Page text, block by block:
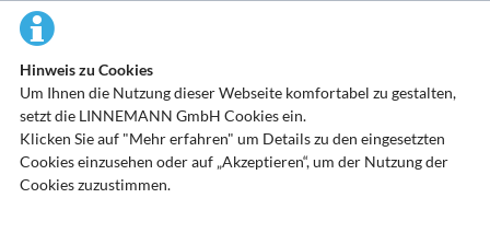
Hinweis zu Cookies
Um Ihnen die Nutzung dieser Webseite komfortabel zu gestalten,
setzt die LINNEMANN GmbH Cookies ein.
Klicken Sie auf "Mehr erfahren" um Details zu den eingesetzten
Cookies einzusehen oder auf „Akzeptieren“, um der Nutzung der
Cookies zuzustimmen.